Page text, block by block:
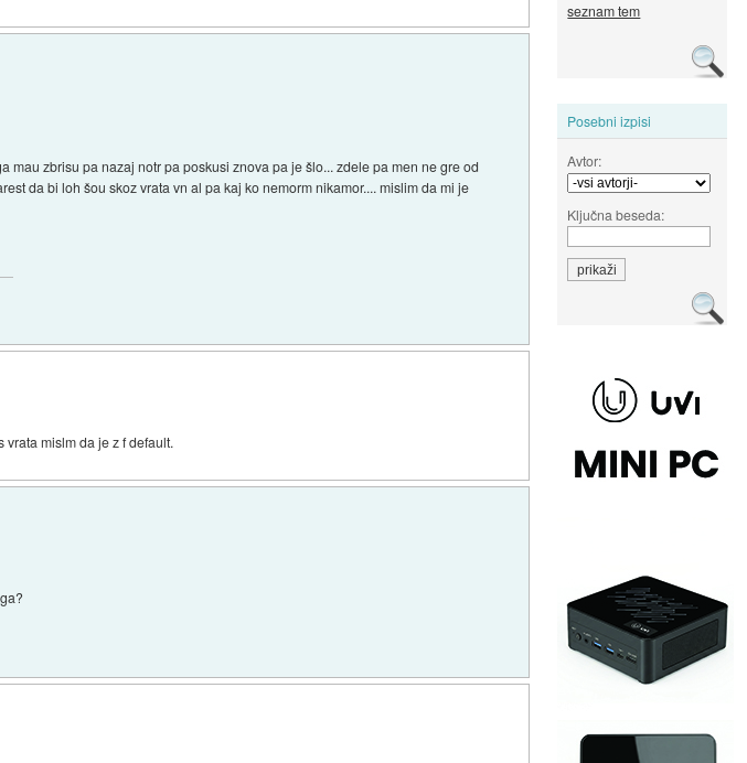
seznam tem
Posebni izpisi
Avtor:
Ključna beseda:
zbrisu pa nazaj notr pa poskusi znova pa je šlo... zdele pa men ne gre od
da bi loh šou skoz vrata vn al pa kaj ko nemorm nikamor.... mislim da mi je
mislm da je z f default.